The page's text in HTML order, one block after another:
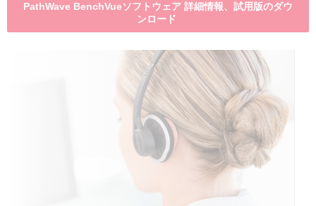
PathWave BenchVueソフトウェア 詳細情報、試用版のダウ
ンロード